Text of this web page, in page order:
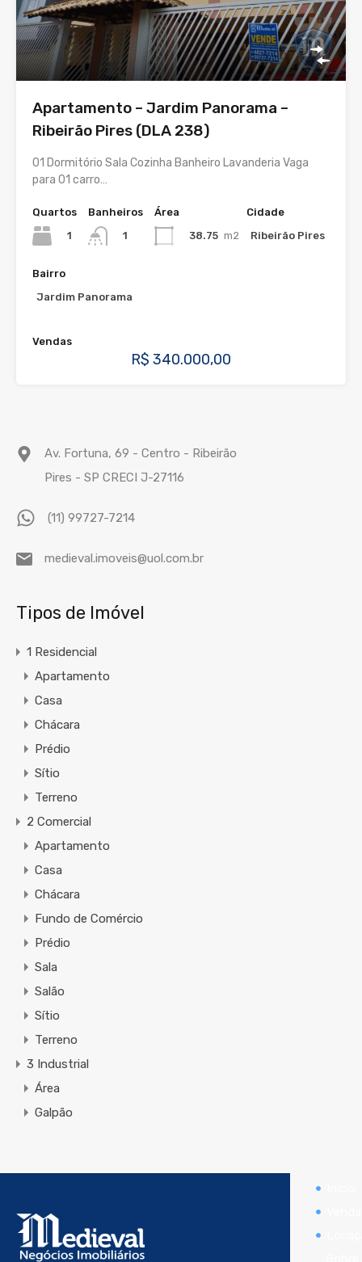
Apartamento – Jardim Panorama –
Ribeirão Pires (DLA 238)
01 Dormitório Sala Cozinha Banheiro Lavanderia Vaga
para 01 carro…
Quartos
1
Banheiros
1
Área
38.75 m2
Cidade
Ribeirão Pires
Bairro
Jardim Panorama
Vendas
R$ 340.000,00
Av. Fortuna, 69 - Centro - Ribeirão
Pires - SP CRECI J-27116
(11) 99727-7214
medieval.imoveis@uol.com.br
Tipos de Imóvel
1 Residencial
Apartamento
Casa
Chácara
Prédio
Sítio
Terreno
2 Comercial
Apartamento
Casa
Chácara
Fundo de Comércio
Prédio
Sala
Salão
Sítio
Terreno
3 Industrial
Área
Galpão